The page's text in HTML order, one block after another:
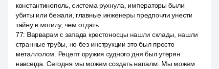
константинополь, система рухнула, императоры были
убиты или бежали, главные инженеры предпочли унести
тайну в могилу, чем отдать.
77: Варварам с запада крестоносцы нашли склады, нашли
странные трубы, но без инструкции это был просто
металлолом. Рецепт оружия судного дня был утерян
навсегда. Сегодня мы можем создать напалм. Мы можем